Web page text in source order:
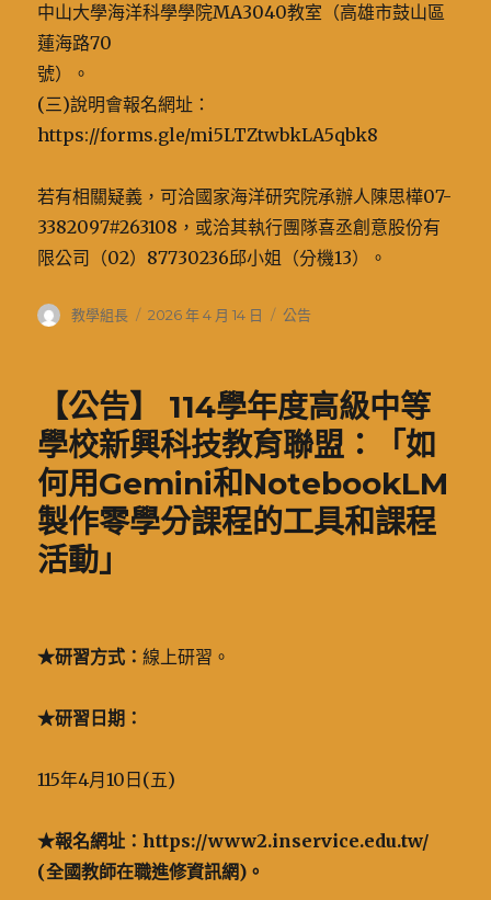
中山大學海洋科學學院MA3040教室（高雄市鼓山區
蓮海路70
號）。
(三)說明會報名網址：
https://forms.gle/mi5LTZtwbkLA5qbk8
若有相關疑義，可洽國家海洋研究院承辦人陳思樺07-
3382097#263108，或洽其執行團隊喜丞創意股份有
限公司（02）87730236邱小姐（分機13）。
作
教學組長
發
2026 年 4 月 14 日
分
公告
【公告】 114學年度高級中等
學校新興科技教育聯盟：「如
何用Gemini和NotebookLM
製作零學分課程的工具和課程
活動」
★研習方式：線上研習。
★研習日期：
115年4月10日(五)
★報名網址：https://www2.inservice.edu.tw/
(全國教師在職進修資訊網)。